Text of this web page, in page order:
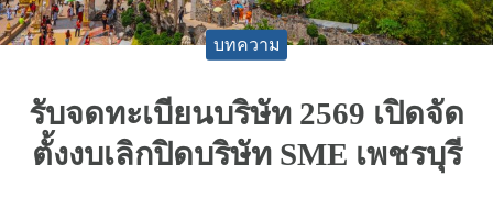
บทความ
รับจดทะเบียนบริษัท 2569 เปิดจัด
ตั้งงบเลิกปิดบริษัท SME เพชรบุรี